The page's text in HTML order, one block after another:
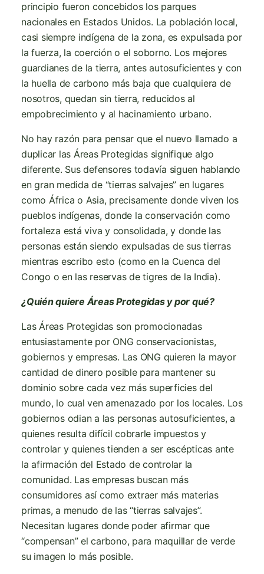
principio fueron concebidos los parques
nacionales en Estados Unidos. La población local,
casi siempre indígena de la zona, es expulsada por
la fuerza, la coerción o el soborno. Los mejores
guardianes de la tierra, antes autosuficientes y con
la huella de carbono más baja que cualquiera de
nosotros, quedan sin tierra, reducidos al
empobrecimiento y al hacinamiento urbano.
No hay razón para pensar que el nuevo llamado a
duplicar las Áreas Protegidas signifique algo
diferente. Sus defensores todavía siguen hablando
en gran medida de “tierras salvajes” en lugares
como África o Asia, precisamente donde viven los
pueblos indígenas, donde la conservación como
fortaleza está viva y consolidada, y donde las
personas están siendo expulsadas de sus tierras
mientras escribo esto (como en la Cuenca del
Congo o en las reservas de tigres de la India).
¿Quién quiere Áreas Protegidas y por qué?
Las Áreas Protegidas son promocionadas
entusiastamente por ONG conservacionistas,
gobiernos y empresas. Las ONG quieren la mayor
cantidad de dinero posible para mantener su
dominio sobre cada vez más superficies del
mundo, lo cual ven amenazado por los locales. Los
gobiernos odian a las personas autosuficientes, a
quienes resulta difícil cobrarle impuestos y
controlar y quienes tienden a ser escépticas ante
la afirmación del Estado de controlar la
comunidad. Las empresas buscan más
consumidores así como extraer más materias
primas, a menudo de las “tierras salvajes”.
Necesitan lugares donde poder afirmar que
“compensan” el carbono, para maquillar de verde
su imagen lo más posible.